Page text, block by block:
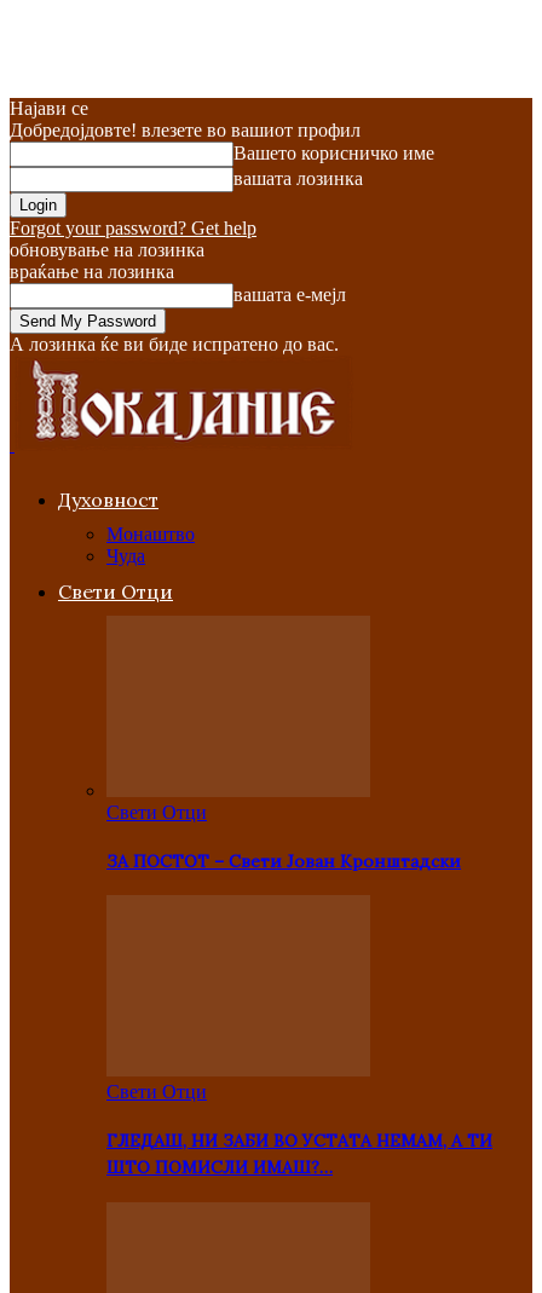
Најави се
Добредојдовте! влезете во вашиот профил
Вашето корисничко име
вашата лозинка
Forgot your password? Get help
обновување на лозинка
враќање на лозинка
вашата е-мејл
А лозинка ќе ви биде испратено до вас.
Духовност
Монаштво
Чуда
Свети Отци
Свети Отци
ЗА ПОСТОТ – Свети Јован Кронштадски
Свети Отци
ГЛЕДАШ, НИ ЗАБИ ВО УСТАТА НЕМАМ, А ТИ
ШТО ПОМИСЛИ ИМАШ?…